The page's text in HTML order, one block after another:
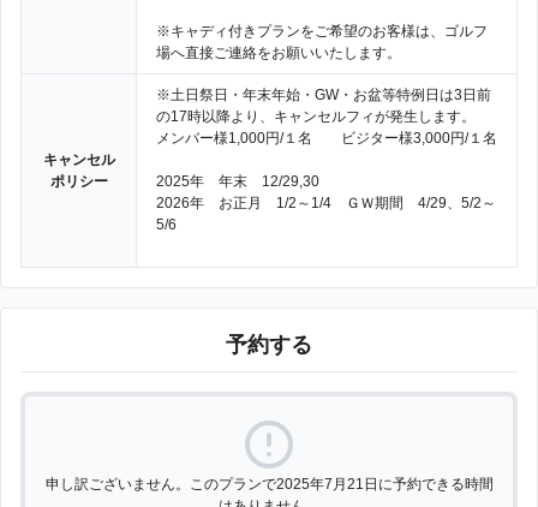
※キャディ付きプランをご希望のお客様は、ゴルフ
場へ直接ご連絡をお願いいたします。
キャンセル
ポリシー
※土日祭日・年末年始・GW・お盆等特例日は3日前
の17時以降より、キャンセルフィが発生します。
メンバー様1,000円/１名 ビジター様3,000円/１名
2025年 年末 12/29,30
2026年 お正月 1/2～1/4 ＧＷ期間 4/29、5/2～
5/6
予約する
申し訳ございません。このプランで2025年7月21日に予約できる時間